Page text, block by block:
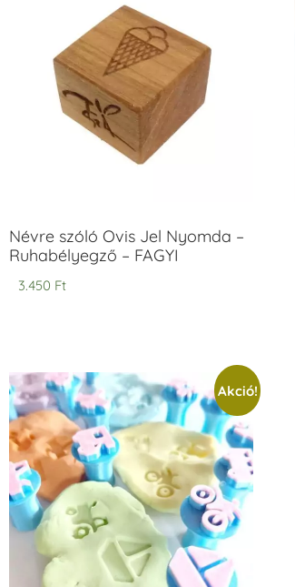
Névre szóló Ovis Jel Nyomda –
Ruhabélyegző – FAGYI
3.450 Ft
Akció!